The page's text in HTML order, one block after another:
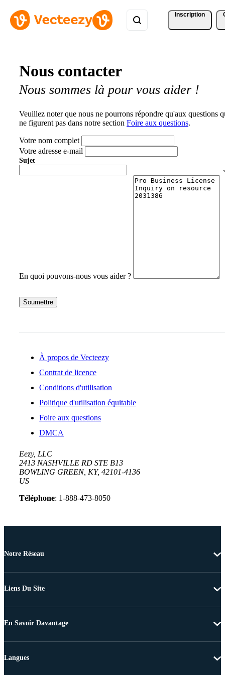
Inscription
Nous contacter
Nous sommes là pour vous aider !
Veuillez noter que nous ne pourrons répondre qu'aux questions
ne figurent pas dans notre section Foire aux questions.
Votre nom complet
Votre adresse e-mail
Sujet
En quoi pouvons-nous vous aider ?
Soumettre
À propos de Vecteezy
Contrat de licence
Conditions d'utilisation
Politique d'utilisation équitable
Foire aux questions
DMCA
Eezy, LLC
2413 NASHVILLE RD STE B13
BOWLING GREEN, KY, 42101-4136
US
Téléphone: 1-888-473-8050
Notre Réseau
Liens Du Site
En Savoir Davantage
Langues